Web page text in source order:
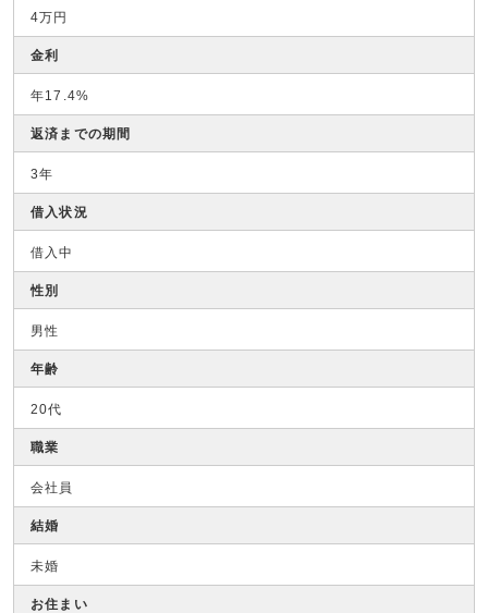
4万円
金利
年17.4%
返済までの期間
3年
借入状況
借入中
性別
男性
年齢
20代
職業
会社員
結婚
未婚
お住まい